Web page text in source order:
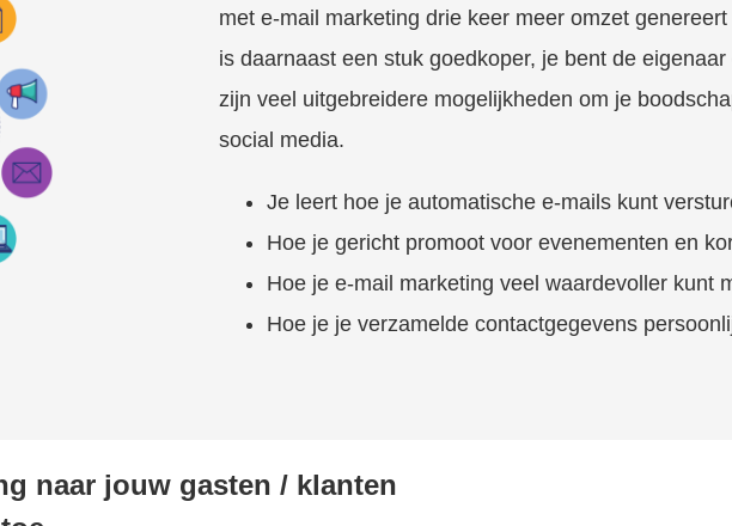
met e-mail marketing drie keer meer omzet
is daarnaast een stuk goedkoper, je bent de
zijn veel uitgebreidere mogelijkheden om je
social media.
Je leert hoe je automatische e-mails kunt
Hoe je gericht promoot voor evenementen en
Hoe je e-mail marketing veel waardevoller kunt
Hoe je je verzamelde contactgegevens
naar jouw gasten / klanten